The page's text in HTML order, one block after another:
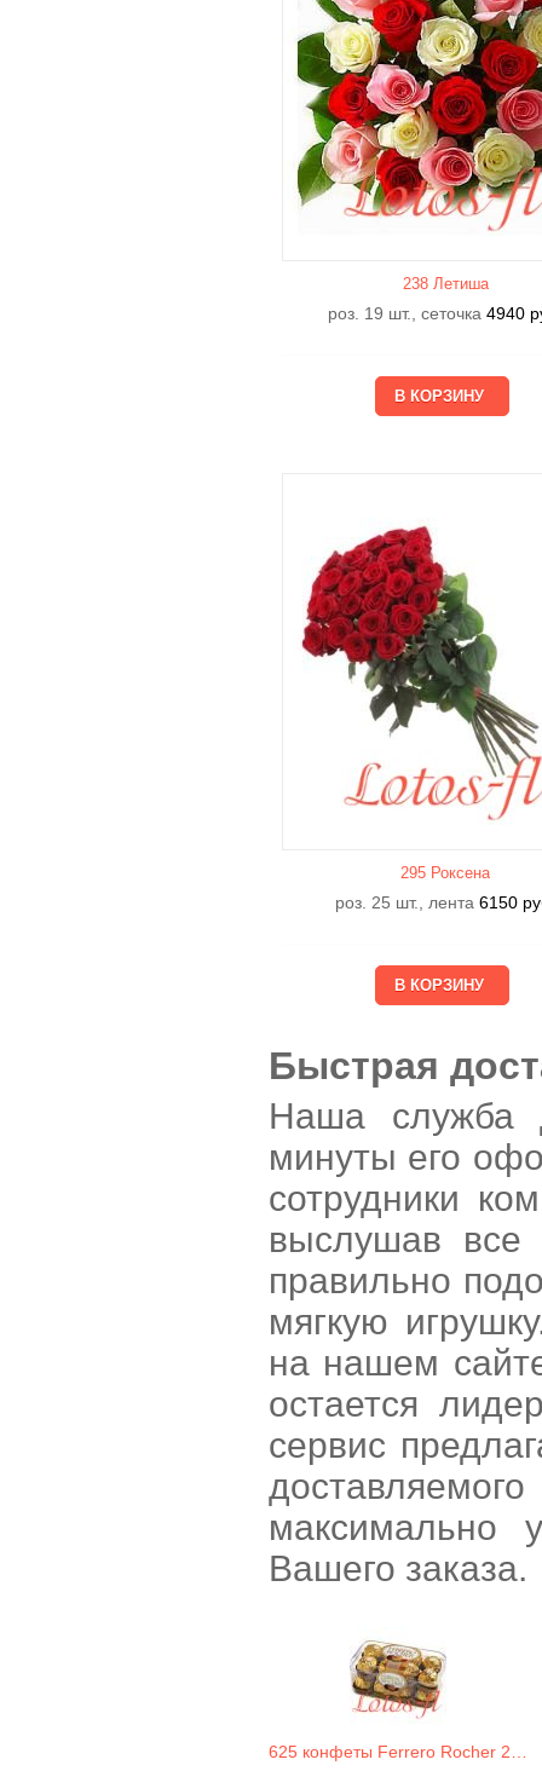
238 Летишa
роз. 19 шт., сеточка4940
295 Роксена
роз. 25 шт., лента6150
Быстрая
Наша служба
минуты его
сотрудники
выслушав все
правильно
мягкую
на нашем
остается
сервис
максимально
Вашего заказа.